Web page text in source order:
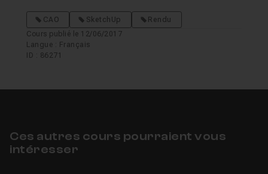
CAO SketchUp
Rendu
Cours publié le 12/06/2017
Langue : Français
ID : 86271
Ces autres cours pourraient vous
intéresser